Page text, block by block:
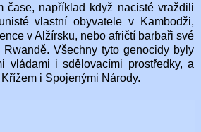
čase, například když nacisté vraždili
vlastní obyvatele v Kambodži,
v Alžírsku, nebo afričtí barbaři své
Všechny tyto genocidy byly
vládami i sdělovacími prostředky, a
i Spojenými Národy.